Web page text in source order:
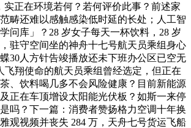
实正在环境若何？若何评价此事？前述家
畴还难以感触感染低时延的长处；人工智
问库」？28 岁女子每天一杯饮料，28 岁
驻守空间坐的神舟十七号航天员乘组身心
30人方针告竣播放还未下班办公区已空无
飞翔使命的航天员乘组曾经选定，但正在
、饮料喝几多不会风险健康？目前新能源
正在车顶增设太阳能光伏板？如斯一来停
吗？下一篇：消费者赞扬格力空调十年换
观视频并丧失 284 万，天舟七号货运飞船